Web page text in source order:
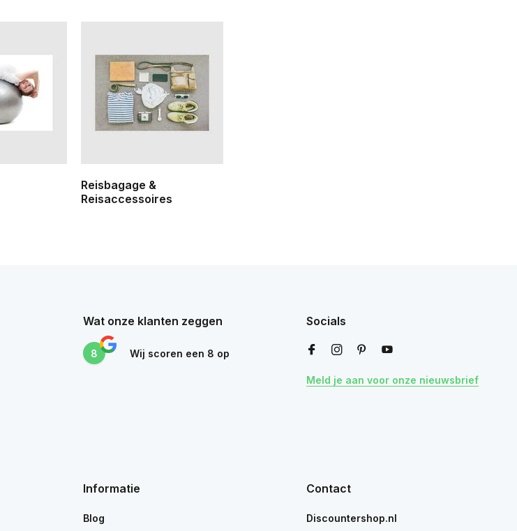
Reisbagage &
Reisaccessoires
Wat onze klanten zeggen
8 Wij scoren een 8 op
Socials
Meld je aan voor onze nieuwsbrief
Informatie
Blog
Contact
Discountershop.nl